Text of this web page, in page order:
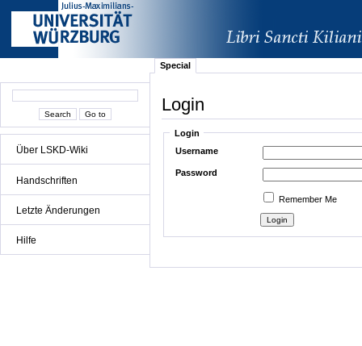
Über LSKD-Wiki
Handschriften
Letzte Änderungen
Hilfe
Special
Login
Login
Username
Password
Remember Me